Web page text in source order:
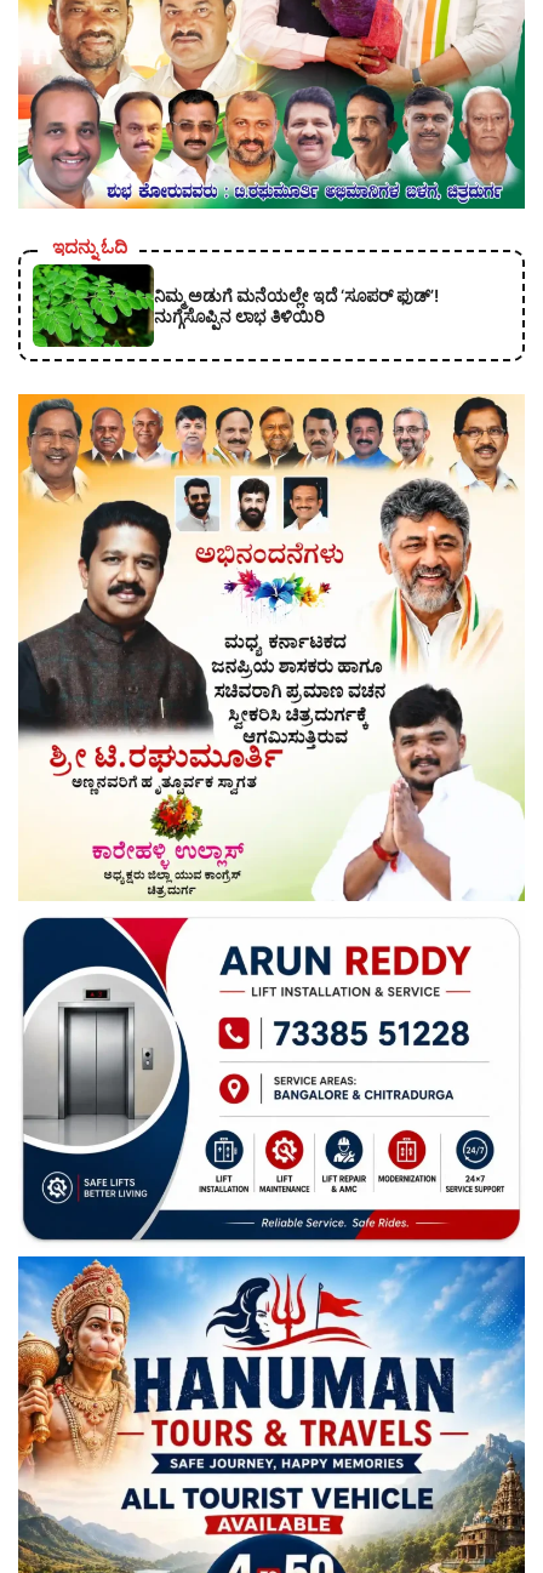
ಇದನ್ನು ಓದಿ
ನಿಮ್ಮ ಅಡುಗೆ ಮನೆಯಲ್ಲೇ ಇದೆ ‘ಸೂಪರ್ ಫುಡ್’!
ನುಗ್ಗೆಸೊಪ್ಪಿನ ಲಾಭ ತಿಳಿಯಿರಿ